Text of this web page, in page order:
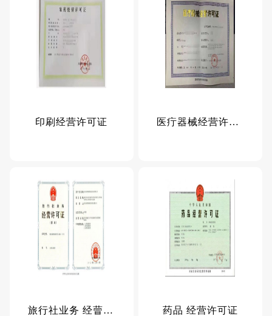
印刷经营许可证 医疔器械经营许可证
旅行社业务 经萺许可证 药品 经营许可证